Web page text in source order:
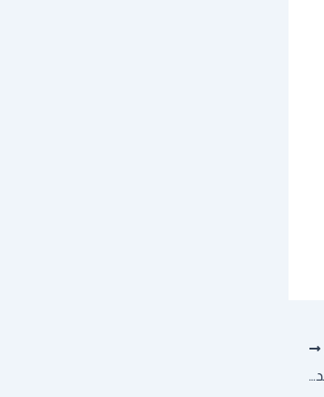
أحدث “فضائح” فيسبوك.. ابتزاز المستخدمين لحمايتهم